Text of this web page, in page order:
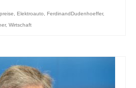
Elektroauto FerdinandDudenhoeffer,
, Wirtschaft